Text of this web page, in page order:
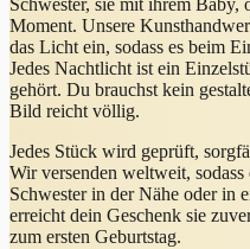
Schwester, sie mit ihrem Baby,
Moment. Unsere
das Licht ein, sodass es beim
Jedes Nachtlicht ist ein
gehört. Du brauchst kein
Bild reicht völlig.
Jedes Stück wird geprüft,
Wir versenden weltweit,
Schwester in der Nähe oder in
erreicht dein Geschenk sie
zum ersten Geburtstag.